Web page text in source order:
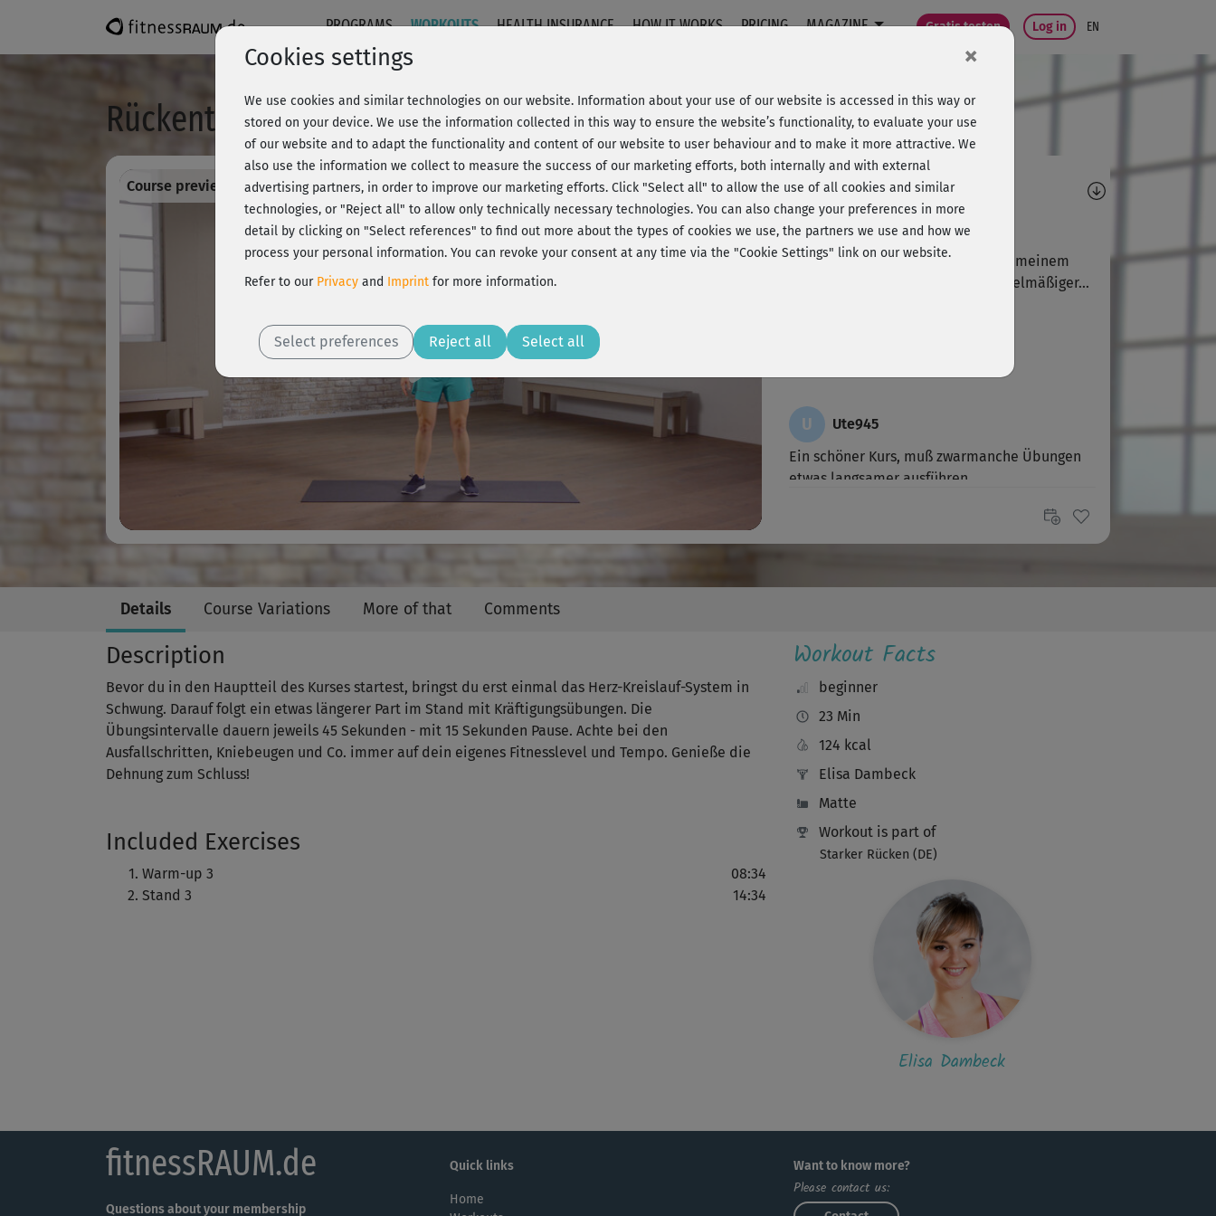
PROGRAMS WORKOUTS HEALTH INSURANCE HOW IT WORKS PRICING MAGAZINE Gratis testen Log in EN
Rückentraining 3 - im Stand
Play
Video
Course preview - register and train all! 20% Rabatt + Wunsch-Goodie Comments
C
Corinna549
Abwechslungsreich! Hoffe, dass es meinem
Nacken und den Schultern bei regelmäßiger...
U
Ute945
Ein schöner Kurs, muß zwarmanche Übungen
etwas langsamer ausführen
Kreuzschmerz!
J
Jaqueline820
insbesondere die Abwechslung zwischen
Anspannungs- und Dehnung...
U
Ute738
Kurzweilig und effektiv dank der sympathischen
Trainerin.
Details Course Variations More of that Comments
Description
Bevor du in den Hauptteil des Kurses startest, bringst du erst einmal das Herz-Kreislauf-System in
Schwung. Darauf folgt ein etwas längerer Part im Stand mit Kräftigungsübungen. Die
Übungsintervalle dauern jeweils 45 Sekunden - mit 15 Sekunden Pause. Achte bei den
Ausfallschritten, Kniebeugen und Co. immer auf dein eigenes Fitnesslevel und Tempo. Genieße die
Dehnung zum Schluss!
Included Exercises
Warm-up 3
08:34
Stand 3
14:34
Workout Facts
beginner
23 Min
124 kcal
Elisa Dambeck
Matte
Workout is part of
Starker Rücken (DE)
Elisa Dambeck
fitnessRAUM.de
Questions about your membership
Quick links
Home
Want to know more?
Please contact us:
Cookies settings ×
We use cookies and similar technologies on our website. Information about your use of our website is accessed in this way or
stored on your device. We use the information collected in this way to ensure the website’s functionality, to evaluate your use
of our website and to adapt the functionality and content of our website to user behaviour and to make it more attractive. We
also use the information we collect to measure the success of our marketing efforts, both internally and with external
advertising partners, in order to improve our marketing efforts. Click "Select all" to allow the use of all cookies and similar
technologies, or "Reject all" to allow only technically necessary technologies. You can also change your preferences in more
detail by clicking on "Select references" to find out more about the types of cookies we use, the partners we use and how we
process your personal information. You can revoke your consent at any time via the "Cookie Settings" link on our website.
Refer to our Privacy and Imprint for more information.
Select preferences Reject all Select all